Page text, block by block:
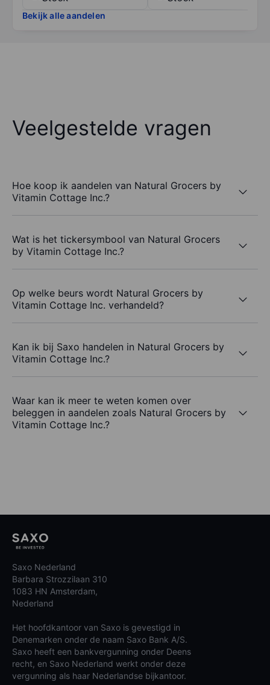
Bekijk alle aandelen
Veelgestelde vragen
Hoe koop ik aandelen van Natural Grocers by
Vitamin Cottage Inc.?
Wat is het tickersymbool van Natural Grocers
by Vitamin Cottage Inc.?
Op welke beurs wordt Natural Grocers by
Vitamin Cottage Inc. verhandeld?
Kan ik bij Saxo handelen in Natural Grocers by
Vitamin Cottage Inc.?
Waar kan ik meer te weten komen over
beleggen in aandelen zoals Natural Grocers by
Vitamin Cottage Inc.?
Saxo Nederland
Barbara Strozzilaan 310
1083 HN Amsterdam,
Nederland
Het hoofdkantoor van Saxo is gevestigd in
Denemarken onder de naam Saxo Bank A/S.
Saxo heeft een bankvergunning onder Deens
recht, en Saxo Nederland werkt onder deze
vergunning als haar Nederlandse bijkantoor.